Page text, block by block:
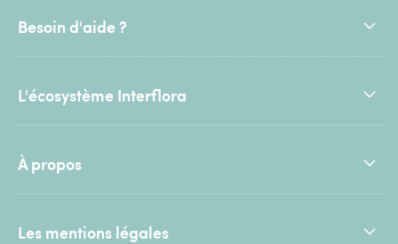
Besoin d'aide ?
L'écosystème Interflora
À propos
Les mentions légales